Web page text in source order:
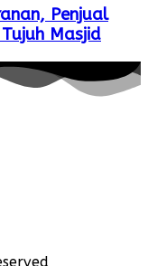
Penjual
Masjid